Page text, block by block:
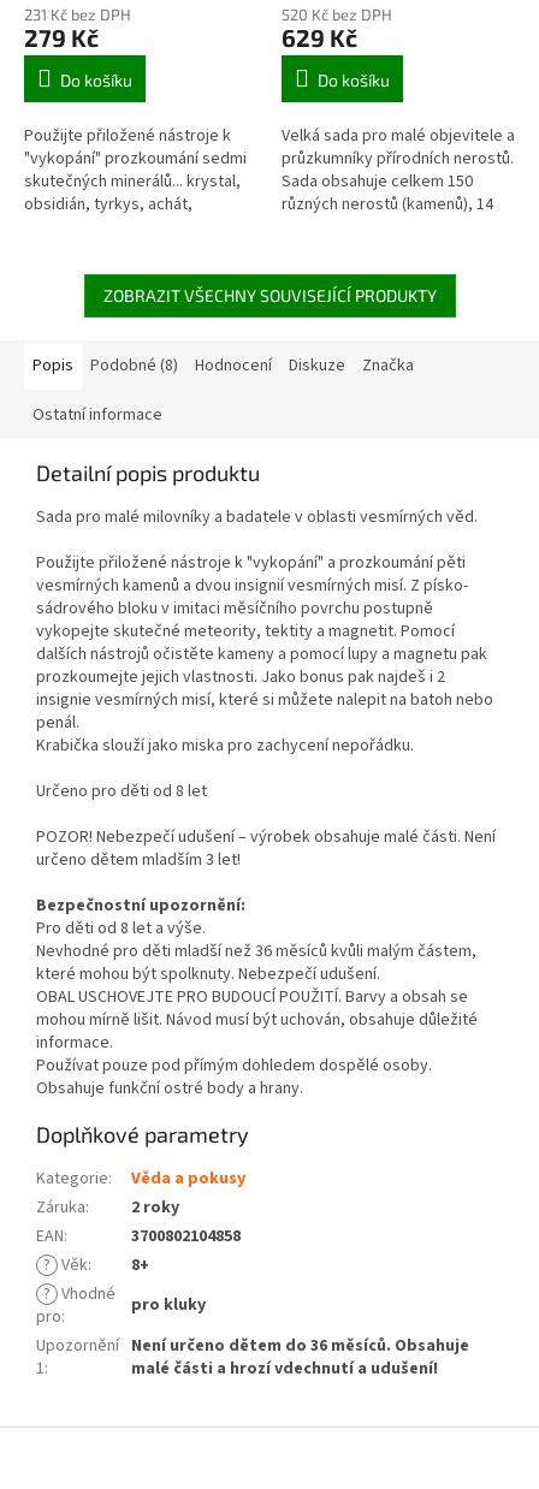
231 Kč bez DPH
279 Kč
Do košíku
Použijte přiložené nástroje k
"vykopání" prozkoumání sedmi
skutečných minerálů... krystal,
obsidián, tyrkys, achát,
520 Kč bez DPH
629 Kč
Do košíku
Velká sada pro malé objevitele a
průzkumníky přírodních nerostů.
Sada obsahuje celkem 150
různých nerostů (kamenů), 14
rostoucích...
ZOBRAZIT VŠECHNY SOUVISEJÍCÍ PRODUKTY
Popis Podobné (8) Hodnocení Diskuze Značka
Ostatní informace
Detailní popis produktu
Sada pro malé milovníky a badatele v oblasti vesmírných věd.
Použijte přiložené nástroje k "vykopání" a prozkoumání pěti
vesmírných kamenů a dvou insignií vesmírných misí. Z písko-
sádrového bloku v imitaci měsíčního povrchu postupně
vykopejte skutečné meteority, tektity a magnetit. Pomocí
dalších nástrojů očistěte kameny a pomocí lupy a magnetu pak
prozkoumejte jejich vlastnosti. Jako bonus pak najdeš i 2
insignie vesmírných misí, které si můžete nalepit na batoh nebo
penál.
Krabička slouží jako miska pro zachycení nepořádku.
Určeno pro děti od 8 let
POZOR! Nebezpečí udušení – výrobek obsahuje malé části. Není
určeno dětem mladším 3 let!
Bezpečnostní upozornění:
Pro děti od 8 let a výše.
Nevhodné pro děti mladší než 36 měsíců kvůli malým částem,
které mohou být spolknuty. Nebezpečí udušení.
OBAL USCHOVEJTE PRO BUDOUCÍ POUŽITÍ. Barvy a obsah se
mohou mírně lišit. Návod musí být uchován, obsahuje důležité
informace.
Používat pouze pod přímým dohledem dospělé osoby.
Obsahuje funkční ostré body a hrany.
Doplňkové parametry
Kategorie:
Věda a pokusy
Záruka:
2 roky
EAN:
3700802104858
? Věk:
8+
? Vhodné
pro:
pro kluky
Upozornění
1:
Není určeno dětem do 36 měsíců. Obsahuje
malé části a hrozí vdechnutí a udušení!